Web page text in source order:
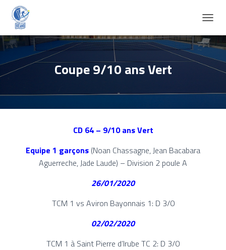
É
P
I
L
N
Coupe 9/10 ans Vert
CD 64 – 9/10 ans Vert
Equipe 1 garçons (Noan Chassagne, Jean Bacabara
Aguerreche, Jade Laude) – Division 2 poule A
26/01/2020
TCM 1 vs Aviron Bayonnais 1: D 3/0
02/02/2020
TCM 1 à Saint Pierre d’Irube TC 2: D 3/0